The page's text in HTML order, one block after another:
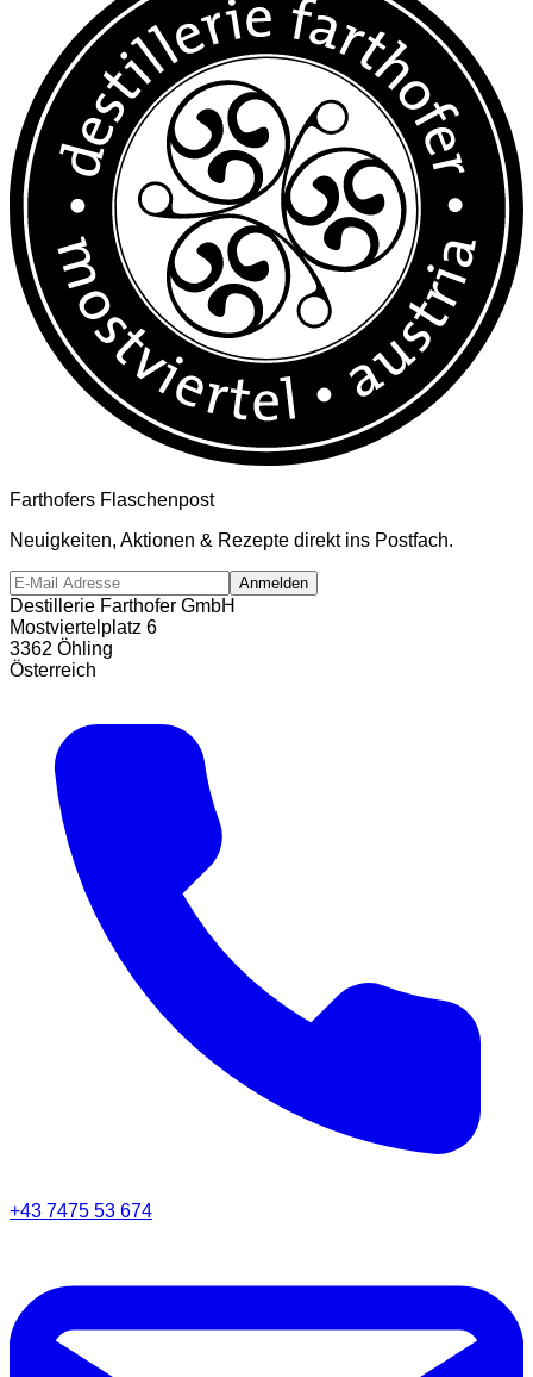
Farthofers Flaschenpost
Neuigkeiten, Aktionen & Rezepte direkt ins Postfach.
Anmelden
Destillerie Farthofer GmbH
Mostviertelplatz 6
3362 Öhling
Österreich
+43 7475 53 674